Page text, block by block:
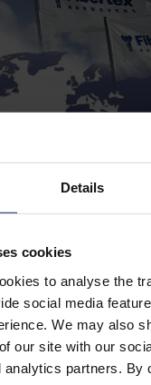
Details
cookies
to analyse the
social media
We may also
our site with our
analytics partners. By
announces
platform in
Sustainable
(EN)